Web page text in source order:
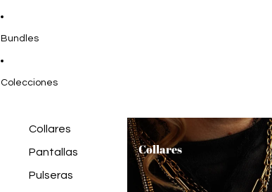
Bundles
Colecciones
Collares
Pantallas
Pulseras
Collares